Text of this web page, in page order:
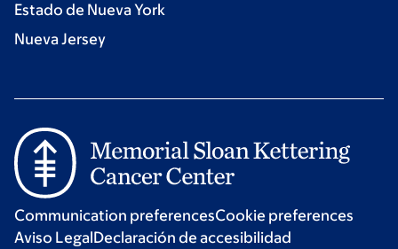
Estado de Nueva York
Nueva Jersey
Communication preferencesCookie preferences
Aviso LegalDeclaración de accesibilidad